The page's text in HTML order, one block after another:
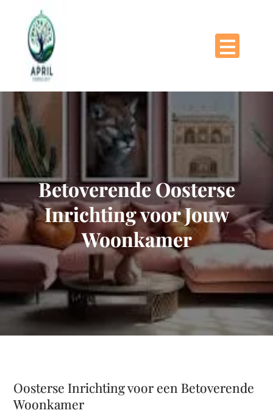
Betoverende Oosterse
Inrichting voor Jouw
Woonkamer
Oosterse Inrichting voor een Betoverende
Woonkamer